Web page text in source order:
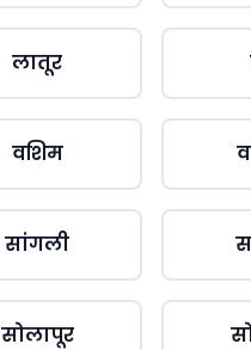
लातूर
वशिम
सांगली
सोलापूर